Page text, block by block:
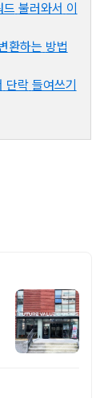
드 불러와서 이
환하는 방법
단락 들여쓰기